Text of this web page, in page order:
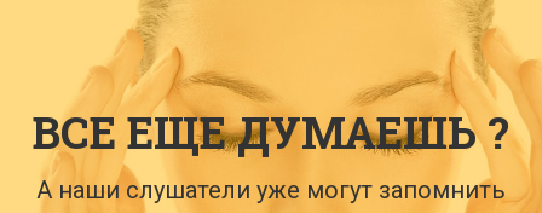
ВСЕ ЕЩЕ ДУМАЕШЬ ?
А наши слушатели уже могут запомнить